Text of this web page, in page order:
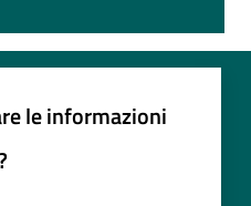
le informazioni